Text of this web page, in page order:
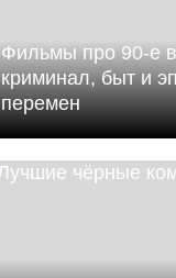
Фильмы про 90-е
криминал, быт и
перемен